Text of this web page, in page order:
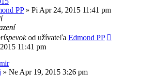
PP» Pi Apr 24, 2015 11:41 pm
od užívateľa Edmond PP
11:41 pm
» Ne Apr 19, 2015 3:26 pm